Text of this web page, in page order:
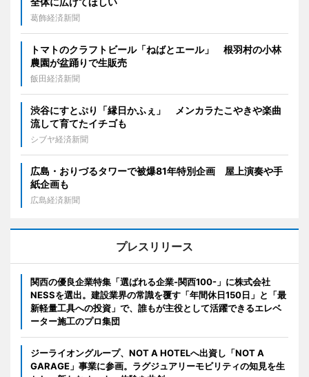
葛飾経済新聞
トマトのクラフトビール「ねばとエール」 根羽村の小林
農園が盆踊りで生販売
飯田経済新聞
渋谷にすとぷり「縁日かふぇ」 メンカラたこやきや楽曲
流して育てたイチゴも
シブヤ経済新聞
広島・おりづるタワーで被爆81年特別企画 屋上演奏や手
紙企画も
広島経済新聞
プレスリリース
関西の優良企業特集「選ばれる企業-関西100-」に株式会社
NESSを選出。建設業界の常識を覆す「年間休日150日」と「最
新軽量工具への投資」で、誰もが主役として活躍できるエレベ
ーター施工のプロ集団
ジーライオングループ、NOT A HOTELへ出資し「NOT A
GARAGE」事業に参画。ラグジュアリーモビリティの知見を生